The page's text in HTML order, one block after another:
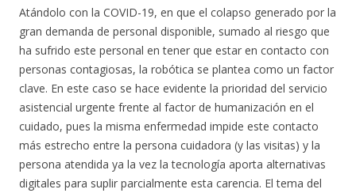
Atándolo con la COVID-19, en que el colapso generado por la
gran demanda de personal disponible, sumado al riesgo que
ha sufrido este personal en tener que estar en contacto con
personas contagiosas, la robótica se plantea como un factor
clave. En este caso se hace evidente la prioridad del servicio
asistencial urgente frente al factor de humanización en el
cuidado, pues la misma enfermedad impide este contacto
más estrecho entre la persona cuidadora (y las visitas) y la
persona atendida ya la vez la tecnología aporta alternativas
digitales para suplir parcialmente esta carencia. El tema del